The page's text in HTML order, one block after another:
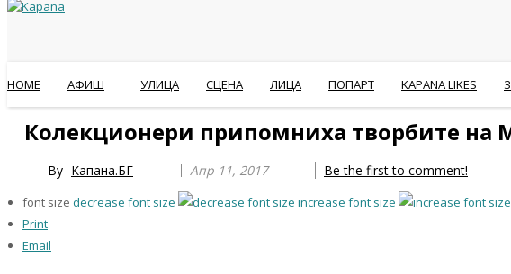
HOME АФИШ УЛИЦА СЦЕНА ЛИЦА ПОПАРТ KAPANA LIKES
Колекционери припомниха творбите
By Капана.БГ Апр 11, 2017 Be the first to comment!
font size decrease font size
increase font size
Print
Email
Year
Month
Year
Month